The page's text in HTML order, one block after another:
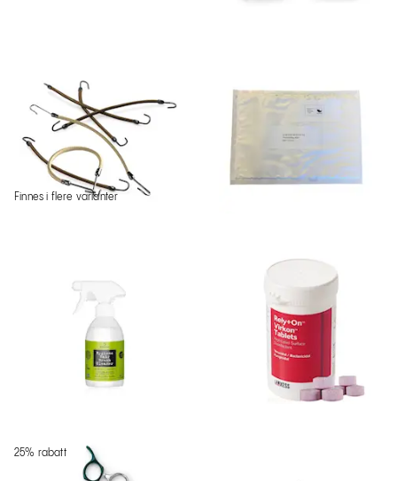
Finnes i flere varianter
25% rabatt